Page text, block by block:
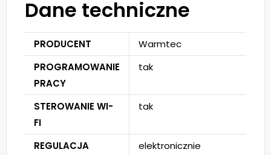
Dane techniczne
PRODUCENT
Warmtec
PROGRAMOWANIE
PRACY
tak
STEROWANIE WI-
FI
tak
REGULACJA
elektronicznie